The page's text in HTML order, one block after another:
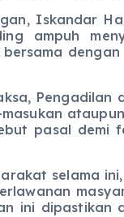
Iskandar
ampuh
Pengadilan
pasal demi
selama ini,
ini